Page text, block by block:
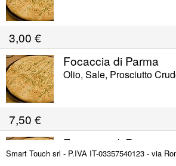
3,00 €
Focaccia di Parma
Olio, Sale, Prosciutto
7,50 €
Focaccia di Recco
Olio, Sale, Stracchino,